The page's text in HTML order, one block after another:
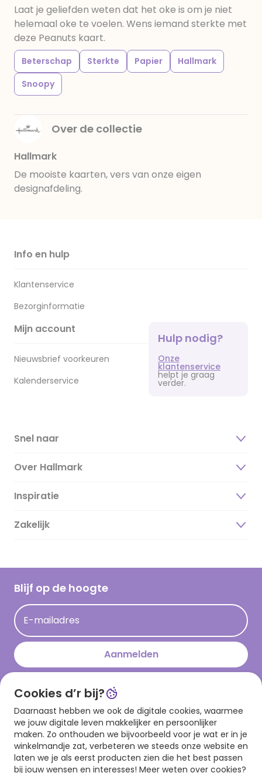
Laat je geliefden weten dat het oke is om je niet
helemaal oke te voelen. Wens iemand sterkte met
deze Peanuts kaart.
Beterschap Sterkte Papier
Hallmark
Snoopy
Over de collectie
Hallmark
De mooiste kaarten, vers van onze eigen
designafdeling.
Info en hulp
Klantenservice
Bezorginformatie
Mijn account
Nieuwsbrief voorkeuren
Kalenderservice
Hulp nodig?
Onze
klantenservice
helpt je graag
verder.
Snel naar
Over Hallmark
Over ons
Duurzaamheid
Hallmark Kaartclub
Acties
Persberichten
Hallmark en Kinderpostzegels
Inspiratie
Magazine
Cadeau inspiratie
Kaartinspiratie
Zakelijk
Blijf op de hoogte
E-mailadres
Aanmelden
Download onze app
Cookies d’r bij?
Daarnaast hebben we ook de digitale cookies, waarmee
we jouw digitale leven makkelijker en persoonlijker
maken. Zo onthouden we bijvoorbeeld voor je wat er in je
winkelmandje zat, verbeteren we steeds onze website en
laten we je als eerst producten zien die het best passen
bij jouw wensen en interesses! Meer weten over cookies?